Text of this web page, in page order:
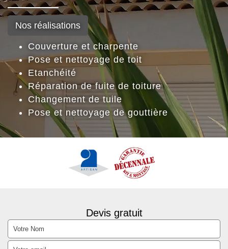
Nos réalisations
Couverture et charpente
Pose et nettoyage de toit
Etanchéité
Réparation de fuite de toiture
Changement de tuile
Pose et nettoyage de gouttière
Devis gratuit